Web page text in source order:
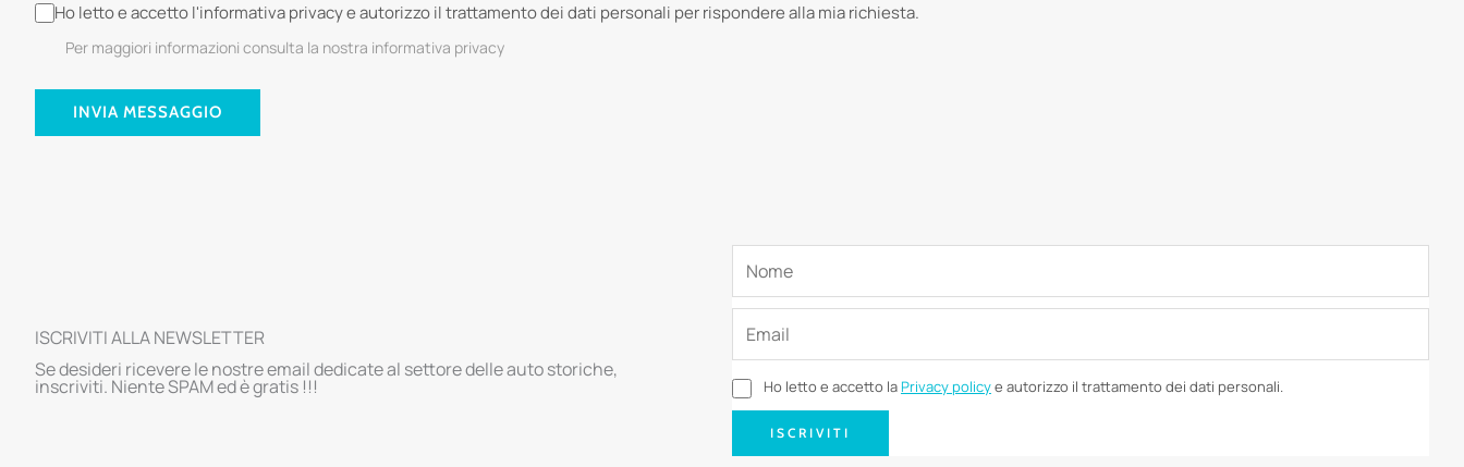
Ho letto e accetto l'informativa privacy e autorizzo il trattamento dei dati personali per rispondere alla mia richiesta.
Per maggiori informazioni consulta la nostra informativa privacy
INVIA MESSAGGIO
ISCRIVITI ALLA NEWSLETTER
Se desideri ricevere le nostre email dedicate al settore delle auto storiche,
inscriviti. Niente SPAM ed è gratis !!! Ho letto e accetto laPrivacy policye autorizzo il trattamento dei dati personali.
ISCRIVITI